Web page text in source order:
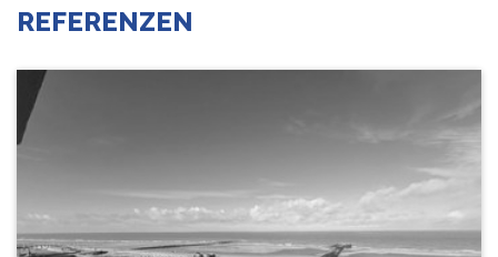
REFERENZEN